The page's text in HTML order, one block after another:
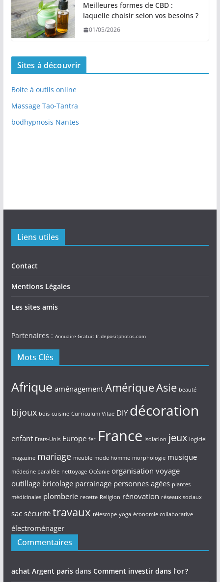
Meilleures formes de CBD :
laquelle choisir selon vos besoins ?
01/05/2026
Sites à découvrir
Boite à outils online
Massage Tao-Tantra
bodhypnosis Nantes
Liens utiles
Contact
Mentions Légales
Les sites amis
Partenaires : Annuaire Gratuit fr.depositphotos.com
Mots Clés
Afrique aménagement AmériqueAsie beauté
bijoux bois cuisine Curriculum Vitae DIY décoration
enfant Etats-Unis Europe fer France isolation jeux logiciel
magazine mariage meuble mode homme morphologie musique
médecine parallèle nettoyage Océanie organisation voyage
outillage bricolage parrainage personnes agées plantes
médicinales plomberie recette Religion rénovation réseaux sociaux
sac sécurité travaux télescope yoga économie collaborative
électroménager
Commentaires
achat Argent parisdans Comment investir dans l’or ?